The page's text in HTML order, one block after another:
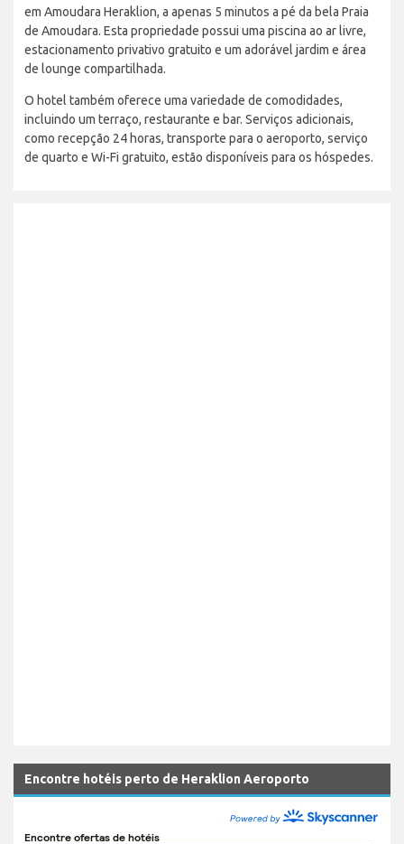
em Amoudara Heraklion, a apenas 5 minutos a pé da bela Praia
de Amoudara. Esta propriedade possui uma piscina ao ar livre,
estacionamento privativo gratuito e um adorável jardim e área
de lounge compartilhada.
O hotel também oferece uma variedade de comodidades,
incluindo um terraço, restaurante e bar. Serviços adicionais,
como recepção 24 horas, transporte para o aeroporto, serviço
de quarto e Wi-Fi gratuito, estão disponíveis para os hóspedes.
Encontre hotéis perto de Heraklion Aeroporto